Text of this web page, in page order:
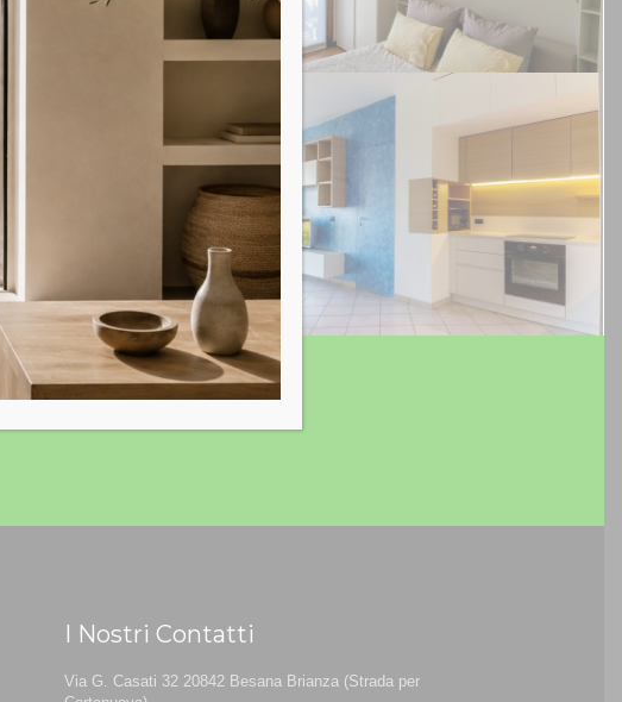
I Nostri Contatti
Via G. Casati 32 20842 Besana Brianza (Strada per